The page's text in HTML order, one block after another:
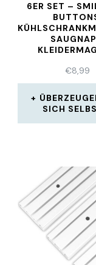
6ER SET –
€8,99
SICH